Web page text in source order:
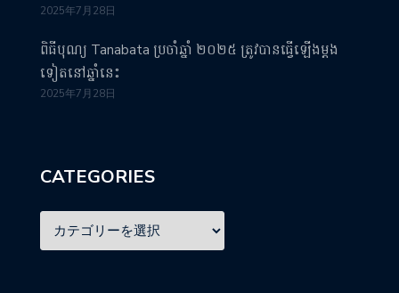
2025年7月28日
ពិធីបុណ្យ Tanabata ប្រចាំឆ្នាំ ២០២៥ ត្រូវបានធ្វើឡើងម្តង
ទៀតនៅឆ្នាំនេះ
2025年7月28日
CATEGORIES